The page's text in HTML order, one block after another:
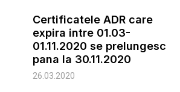
Certificatele ADR care
expira intre 01.03-
01.11.2020 se prelungesc
pana la 30.11.2020
26.03.2020